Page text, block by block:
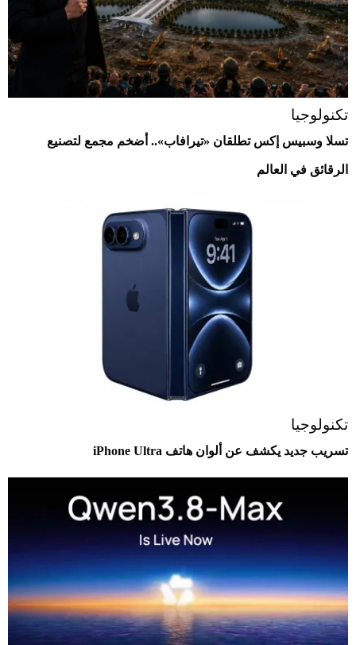
تكنولوجيا
تسلا وسبيس إكس تطلقان «تيرافاب».. أضخم مجمع لتصنيع
الرقائق في العالم
تكنولوجيا
تسريب جديد يكشف عن ألوان هاتف iPhone Ultra